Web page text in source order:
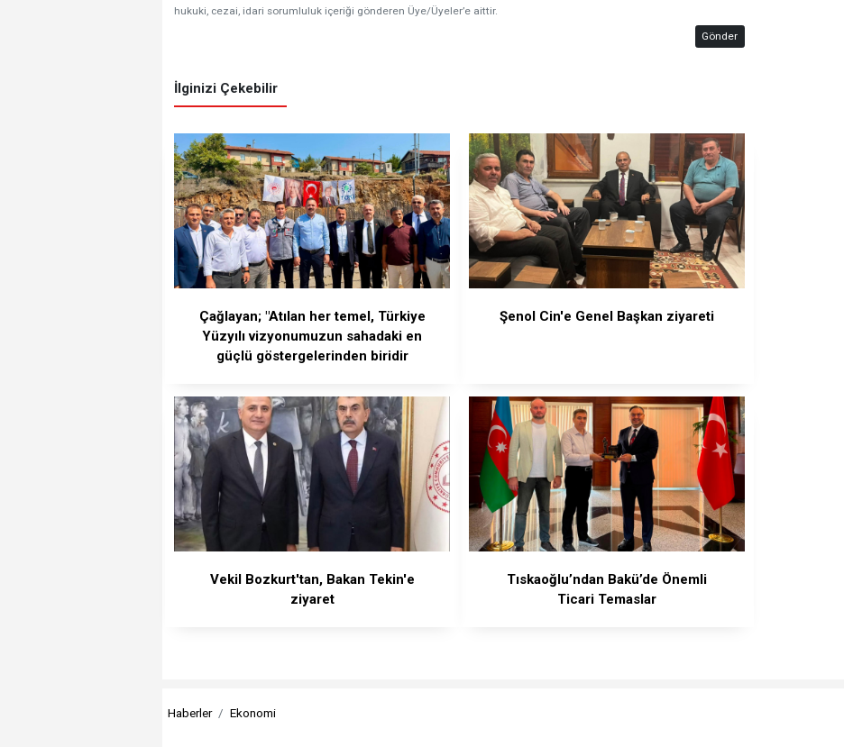
hukuki, cezai, idari sorumluluk içeriği gönderen Üye/Üyeler’e aittir.
Gönder
İlginizi Çekebilir
Çağlayan; "Atılan her temel, Türkiye
Yüzyılı vizyonumuzun sahadaki en
güçlü göstergelerinden biridir
Şenol Cin'e Genel Başkan ziyareti
Vekil Bozkurt'tan, Bakan Tekin'e
ziyaret
Tıskaoğlu’ndan Bakü’de Önemli
Ticari Temaslar
Haberler Ekonomi